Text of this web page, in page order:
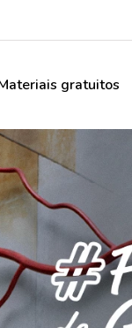
gratuitos